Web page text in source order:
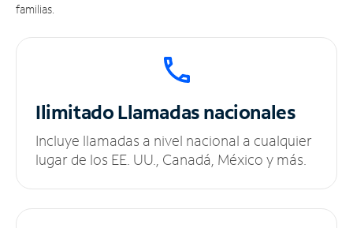
familias.
IlimitadoLlamadas nacionales
Incluye llamadas a nivel nacional a cualquier
lugar de los EE. UU., Canadá, México y más.